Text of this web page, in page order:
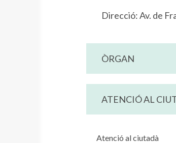
Direcció: Av. de
ÒRGAN
ATENCIÓ AL
Atenció al ciutadà